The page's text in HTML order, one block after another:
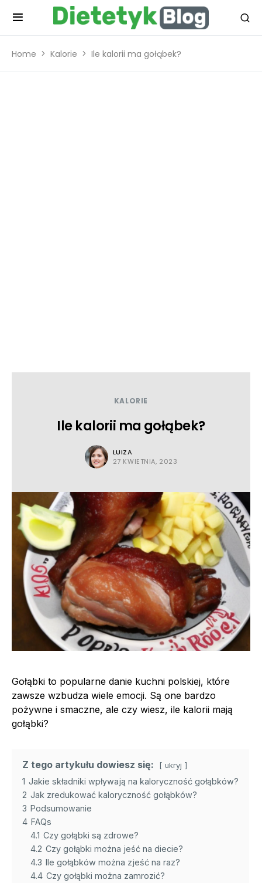
Home Kalorie Ile kalorii ma gołąbek?
KALORIE
Ile kalorii ma gołąbek?
LUIZA
27 KWIETNIA, 2023
Gołąbki to popularne danie kuchni polskiej, które
zawsze wzbudza wiele emocji. Są one bardzo
pożywne i smaczne, ale czy wiesz, ile kalorii mają
gołąbki?
Z tego artykułu dowiesz się: ukryj
1 Jakie składniki wpływają na kaloryczność gołąbków?
2 Jak zredukować kaloryczność gołąbków?
3 Podsumowanie
4 FAQs
4.1 Czy gołąbki są zdrowe?
4.2 Czy gołąbki można jeść na diecie?
4.3 Ile gołąbków można zjeść na raz?
4.4 Czy gołąbki można zamrozić?